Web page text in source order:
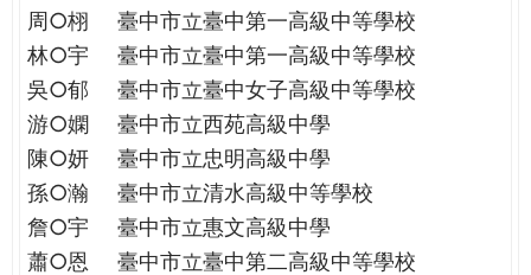
周○栩
臺中市立臺中第一高級中等學校
林○宇
臺中市立臺中第一高級中等學校
吳○郁
臺中市立臺中女子高級中等學校
游○嫻
臺中市立西苑高級中學
陳○妍
臺中市立忠明高級中學
孫○瀚
臺中市立清水高級中等學校
詹○宇
臺中市立惠文高級中學
蕭○恩
臺中市立臺中第二高級中等學校